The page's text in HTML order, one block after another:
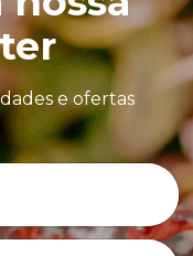
e ofertas